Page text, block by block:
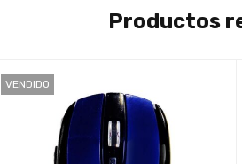
Productos
VENDIDO